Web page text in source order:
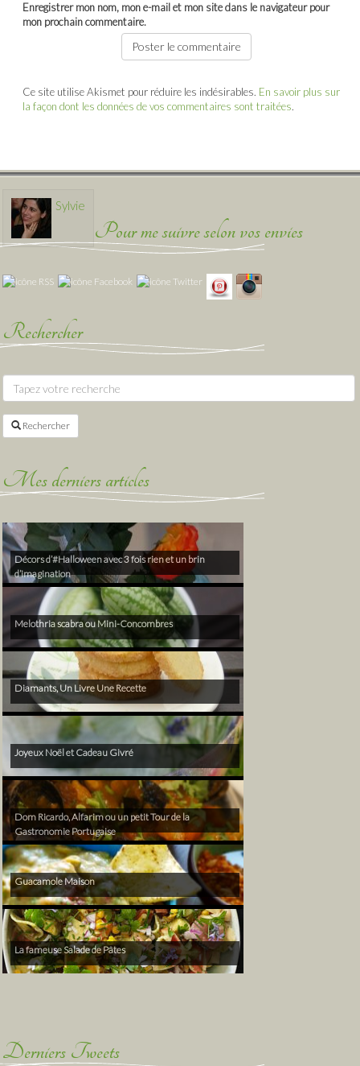
Enregistrer mon nom, mon e-mail et mon site dans le navigateur pour
mon prochain commentaire.
Ce site utilise Akismet pour réduire les indésirables. En savoir plus sur
la façon dont les données de vos commentaires sont traitées.
Sylvie
Pour me suivre selon vos envies
Rechercher
Rechercher
Mes derniers articles
Décors d’#Halloween avec 3 fois rien et un brin
d’imagination
Melothria scabra ou Mini-Concombres
Diamants, Un Livre Une Recette
Joyeux Noël et Cadeau Givré
Dom Ricardo, Alfarim ou un petit Tour de la
Gastronomie Portugaise
Guacamole Maison
La fameuse Salade de Pâtes
Derniers Tweets